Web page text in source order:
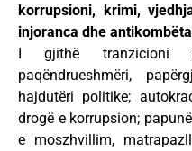
korrupsioni, krimi,
injoranca dhe
I gjithë tranzicioni
paqëndrueshmëri,
hajdutëri politike;
drogë e korrupsion;
e moszhvillim,